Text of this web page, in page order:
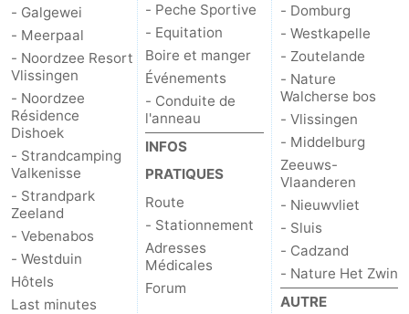
- Galgewei
- Meerpaal
- Noordzee Resort
Vlissingen
- Noordzee
Résidence
Dishoek
- Strandcamping
Valkenisse
- Strandpark
Zeeland
- Vebenabos
- Westduin
Hôtels
Last minutes
- Peche Sportive
- Equitation
Boire et manger
Événements
- Conduite de
l'anneau
INFOS
PRATIQUES
Route
- Stationnement
Adresses
Médicales
Forum
- Domburg
- Westkapelle
- Zoutelande
- Nature
Walcherse bos
- Vlissingen
- Middelburg
Zeeuws-
Vlaanderen
- Nieuwvliet
- Sluis
- Cadzand
- Nature Het Zwin
AUTRE